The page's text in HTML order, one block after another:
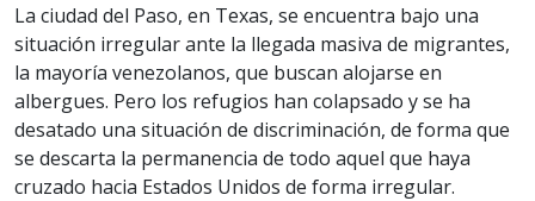
La ciudad del Paso, en Texas, se encuentra bajo una
situación irregular ante la llegada masiva de migrantes,
la mayoría venezolanos, que buscan alojarse en
albergues. Pero los refugios han colapsado y se ha
desatado una situación de discriminación, de forma que
se descarta la permanencia de todo aquel que haya
cruzado hacia Estados Unidos de forma irregular.